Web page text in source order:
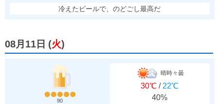
冷えたビールで、のどごし最高だ
08月11日 (火)
90
晴時々曇
30℃ / 22℃
40%